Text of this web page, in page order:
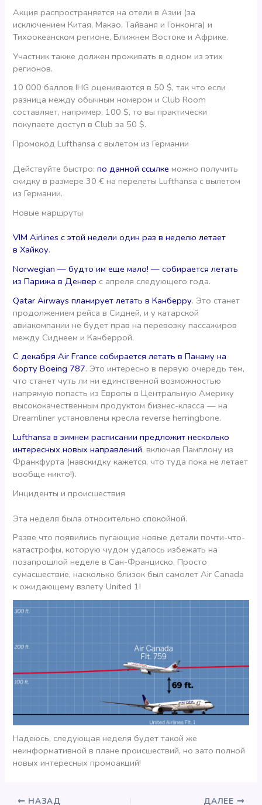
Акция распространяется на отели в Азии (за
исключением Китая, Макао, Тайваня и Гонконга) и
Тихоокеанском регионе, Ближнем Востоке и Африке.
Участник также должен проживать в одном из этих
регионов.
10 000 баллов IHG оцениваются в 50 $, так что если
разница между обычным номером и Club Room
составляет, например, 100 $, то вы практически
покупаете доступ в Club за 50 $.
Промокод Lufthansa с вылетом из Германии
Действуйте быстро:по данной ссылке можно получить
скидку в размере 30 € на перелеты Lufthansa с вылетом
из Германии.
Новые маршруты
VIM Airlines с этой недели один раз в неделю летает
в Хайкоу.
Norwegian — будто им еще мало! — собирается летать
из Парижа в Денвер с апреля следующего года.
Qatar Airways планирует летать в Канберру. Это станет
продолжением рейса в Сидней, и у катарской
авиакомпании не будет прав на перевозку пассажиров
между Сиднеем и Канберрой.
С декабря Air France собирается летать в Панаму на
борту Boeing 787. Это интересно в первую очередь тем,
что станет чуть ли ни единственной возможностью
напрямую попасть из Европы в Центральную Америку
высококачественным продуктом бизнес-класса — на
Dreamliner установлены кресла reverse herringbone.
Lufthansa в зимнем расписании предложит несколько
интересных новых направлений, включая Памплону из
Франкфурта (навскидку кажется, что туда пока не летает
вообще никто!).
Инциденты и происшествия
Эта неделя была относительно спокойной.
Разве что появились пугающие новые детали почти-что-
катастрофы, которую чудом удалось избежать на
позапрошлой неделе в Сан-Франциско. Просто
сумасшествие, насколько близок был самолет Air Canada
к ожидающему взлету United 1!
Надеюсь, следующая неделя будет такой же
неинформативной в плане происшествий, но зато полной
новых интересных промоакций!
НАЗАД ДАЛЕЕ